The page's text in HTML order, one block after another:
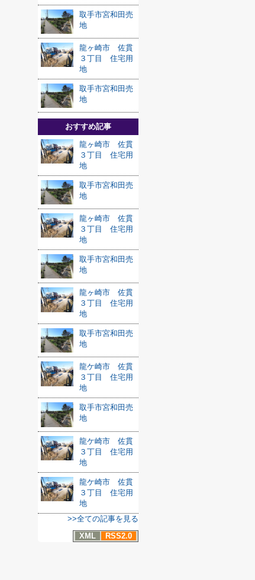
取手市宮和田売
地
龍ヶ崎市 佐貫
３丁目 住宅用
地
取手市宮和田売
地
おすすめ記事
龍ヶ崎市 佐貫
３丁目 住宅用
地
取手市宮和田売
地
龍ヶ崎市 佐貫
３丁目 住宅用
地
取手市宮和田売
地
龍ヶ崎市 佐貫
３丁目 住宅用
地
取手市宮和田売
地
龍ケ崎市 佐貫
３丁目 住宅用
地
取手市宮和田売
地
龍ケ崎市 佐貫
３丁目 住宅用
地
龍ケ崎市 佐貫
３丁目 住宅用
地
>>全ての記事を見る
XML
RSS2.0